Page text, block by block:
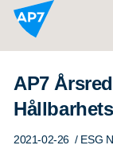
Hoppa till innehållet
AP7
2021-02-26 / ESG